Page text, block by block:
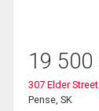
19 500
307 Elder Street
Pense, SK